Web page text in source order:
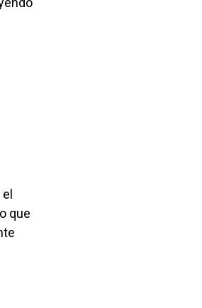
que